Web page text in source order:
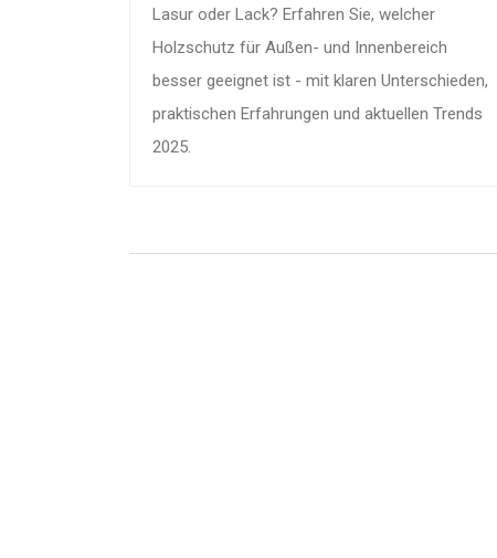
Lasur oder Lack? Erfahren Sie, welcher
Holzschutz für Außen- und Innenbereich
besser geeignet ist - mit klaren Unterschieden,
praktischen Erfahrungen und aktuellen Trends
2025.